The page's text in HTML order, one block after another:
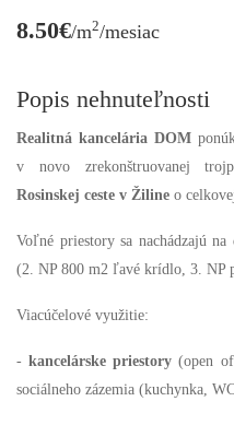
8.50€/m2/mesiac
Popis nehnuteľnosti
Realitná kancelária DOM
v novo zrekonštruovanej
Rosinskej ceste v Žiline o
Voľné priestory sa nachádzajú
(2. NP 800 m2 ľavé krídlo, 3. NP
Viacúčelové využitie:
-kancelárske priestory (open
sociálneho zázemia (kuchynka,